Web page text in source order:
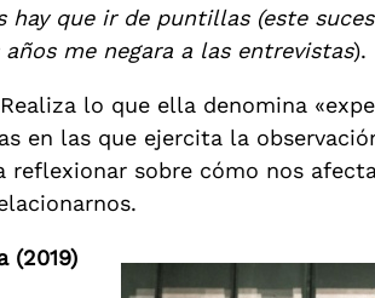
hay que ir de puntillas (este
me negara a las entrevistas).
lo que ella denomina
en las que ejercita la
sobre cómo nos
(2019)